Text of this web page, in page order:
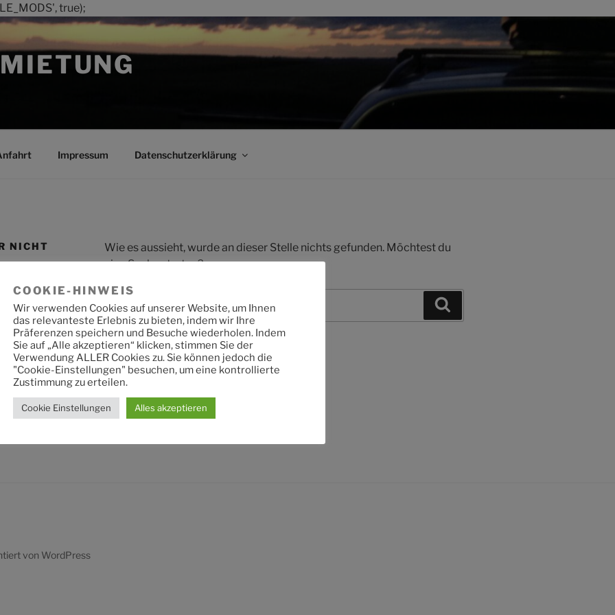
true);
Impressum Datenschutzerklärung
NICHT
Wie es aussieht, wurde an dieser Stelle nichts gefunden. Möchtest du
eine Suche starten?
Suche
nach:
von WordPress
COOKIE-HINWEIS
Wir verwenden Cookies auf unserer Website, um Ihnen
das relevanteste Erlebnis zu bieten, indem wir Ihre
Präferenzen speichern und Besuche wiederholen. Indem
Sie auf „Alle akzeptieren“ klicken, stimmen Sie der
Verwendung ALLER Cookies zu. Sie können jedoch die
"Cookie-Einstellungen" besuchen, um eine kontrollierte
Zustimmung zu erteilen.
Cookie Einstellungen Alles akzeptieren